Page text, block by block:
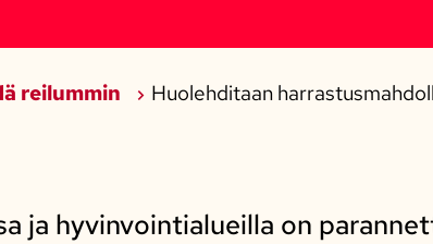
reilummin Huolehditaan
ja hyvinvointialueilla on